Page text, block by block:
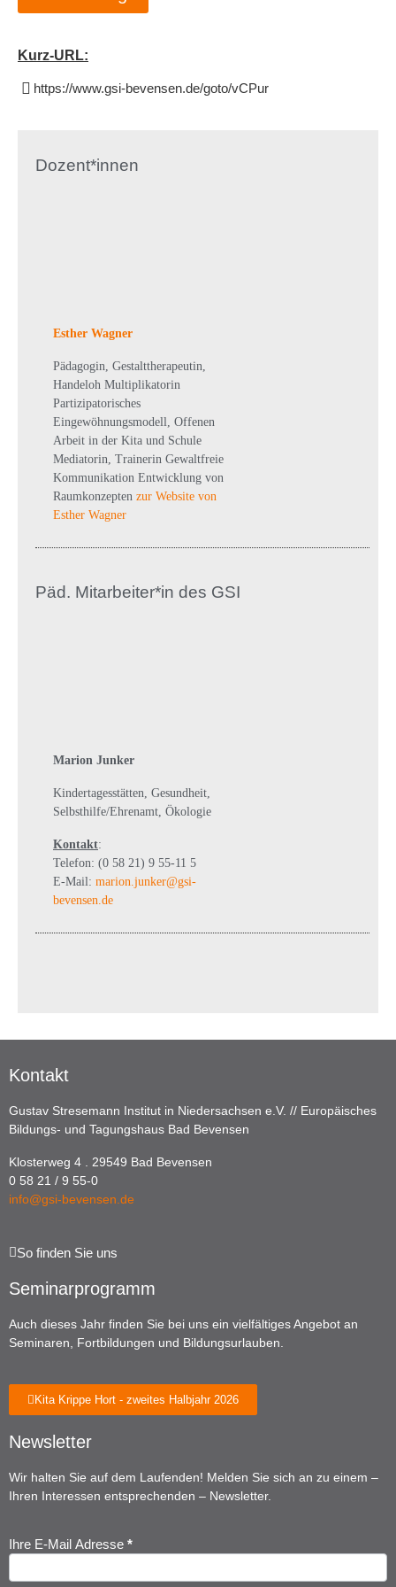
Kurz-URL:
https://www.gsi-bevensen.de/goto/vCPur
Dozent*innen
Esther Wagner
Pädagogin, Gestalttherapeutin,
Handeloh Multiplikatorin
Partizipatorisches
Eingewöhnungsmodell, Offenen
Arbeit in der Kita und Schule
Mediatorin, Trainerin Gewaltfreie
Kommunikation Entwicklung von
Raumkonzepten zur Website von
Esther Wagner
Päd. Mitarbeiter*in des GSI
Marion Junker
Kindertagesstätten, Gesundheit,
Selbsthilfe/Ehrenamt, Ökologie
Kontakt:
Telefon: (0 58 21) 9 55-11 5
E-Mail: marion.junker@gsi-
bevensen.de
Kontakt
Gustav Stresemann Institut in Niedersachsen e.V. // Europäisches
Bildungs- und Tagungshaus Bad Bevensen
Klosterweg 4 . 29549 Bad Bevensen
0 58 21 / 9 55-0
info@gsi-bevensen.de
So finden Sie uns
Seminarprogramm
Auch dieses Jahr finden Sie bei uns ein vielfältiges Angebot an
Seminaren, Fortbildungen und Bildungsurlauben.
Kita Krippe Hort - zweites Halbjahr 2026
Newsletter
Wir halten Sie auf dem Laufenden! Melden Sie sich an zu einem –
Ihren Interessen entsprechenden – Newsletter.
Newsletter
Anmeldung
Ihre E-Mail Adresse *